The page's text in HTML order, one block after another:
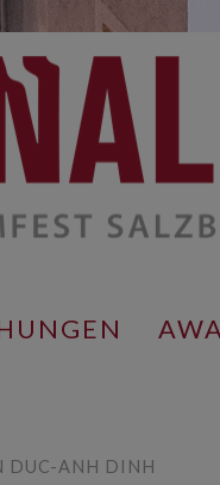
DUC-ANH DINH